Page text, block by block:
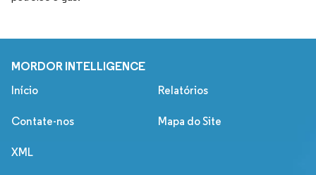
MORDOR INTELLIGENCE
Início Relatórios
Contate-nos Mapa do Site
XML